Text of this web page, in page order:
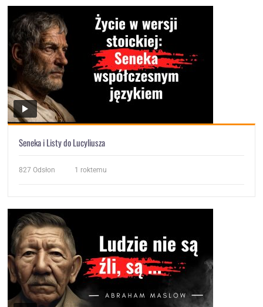
Seneka i Listy do Lucyliusza
827 Odsłon 1 roktemu